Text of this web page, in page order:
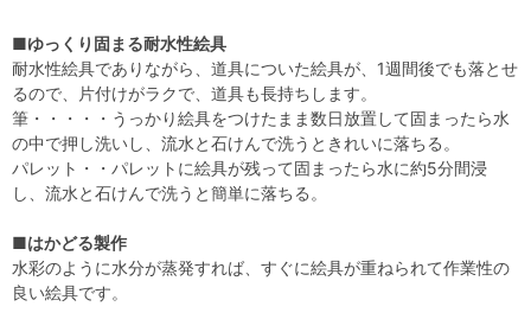
■ゆっくり固まる耐水性絵具
耐水性絵具でありながら、道具についた絵具が、1週間後でも落とせ
るので、片付けがラクで、道具も長持ちします。
筆・・・・・うっかり絵具をつけたまま数日放置して固まったら水
の中で押し洗いし、流水と石けんで洗うときれいに落ちる。
パレット・・パレットに絵具が残って固まったら水に約5分間浸
し、流水と石けんで洗うと簡単に落ちる。
■はかどる製作
水彩のように水分が蒸発すれば、すぐに絵具が重ねられて作業性の
良い絵具です。